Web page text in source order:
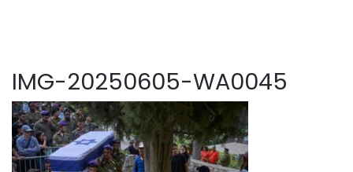
IMG-20250605-WA0045